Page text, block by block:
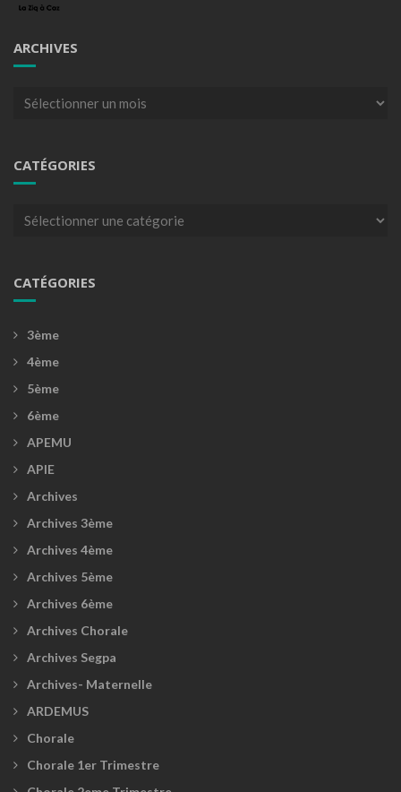
ARCHIVES
Archives
CATÉGORIES
Catégories
CATÉGORIES
3ème
4ème
5ème
6ème
APEMU
APIE
Archives
Archives 3ème
Archives 4ème
Archives 5ème
Archives 6ème
Archives Chorale
Archives Segpa
Archives- Maternelle
ARDEMUS
Chorale
Chorale 1er Trimestre